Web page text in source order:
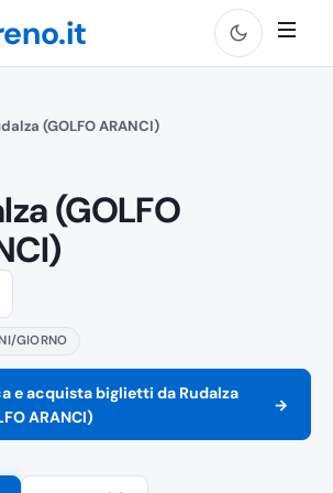
(GOLFO ARANCI)
(GOLFO
GIORNO
e acquista biglietti da Rudalza
ARANCI)
→